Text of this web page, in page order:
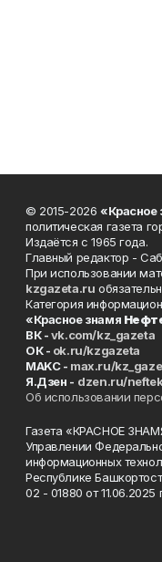
© 2015-2026
политическая газета
Издаётся с 1965 года.
Главный редактор -
При использовании
kzgazeta.ru
Категория
«Красное знамя
ВК -vk.com/kz_gazeta
ОК - ok.ru/kzgazeta
MAKC - max.ru/
Я.Дзен - dzen.ru/
Об использовании
Газета «КРАСНОЕ
Управлении
информационных
Республике
02 - 01880 от 11.06.2025